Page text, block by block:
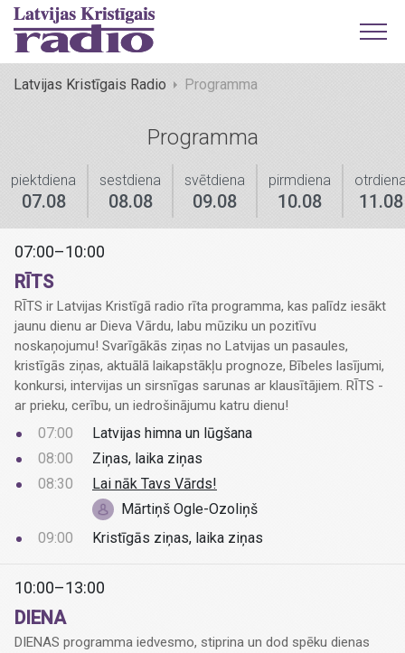
Latvijas Kristīgais Radio Programma
Programma
piektdiena
07.08
sestdiena
08.08
svētdiena
09.08
pirmdiena
10.08 11.08
07:00–10:00
RĪTS
RĪTS ir Latvijas Kristīgā radio rīta programma, kas palīdz iesākt
jaunu dienu ar Dieva Vārdu, labu mūziku un pozitīvu
noskaņojumu! Svarīgākās ziņas no Latvijas un pasaules,
kristīgās ziņas, aktuālā laikapstākļu prognoze, Bībeles lasījumi,
konkursi, intervijas un sirsnīgas sarunas ar klausītājiem. RĪTS -
ar prieku, cerību, un iedrošinājumu katru dienu!
07:00
Latvijas himna un lūgšana
08:00
Ziņas, laika ziņas
08:30
Lai nāk Tavs Vārds!
Mārtiņš Ogle-Ozoliņš
09:00
Kristīgās ziņas, laika ziņas
10:00–13:00
DIENA
DIENAS programma iedvesmo, stiprina un dod spēku dienas